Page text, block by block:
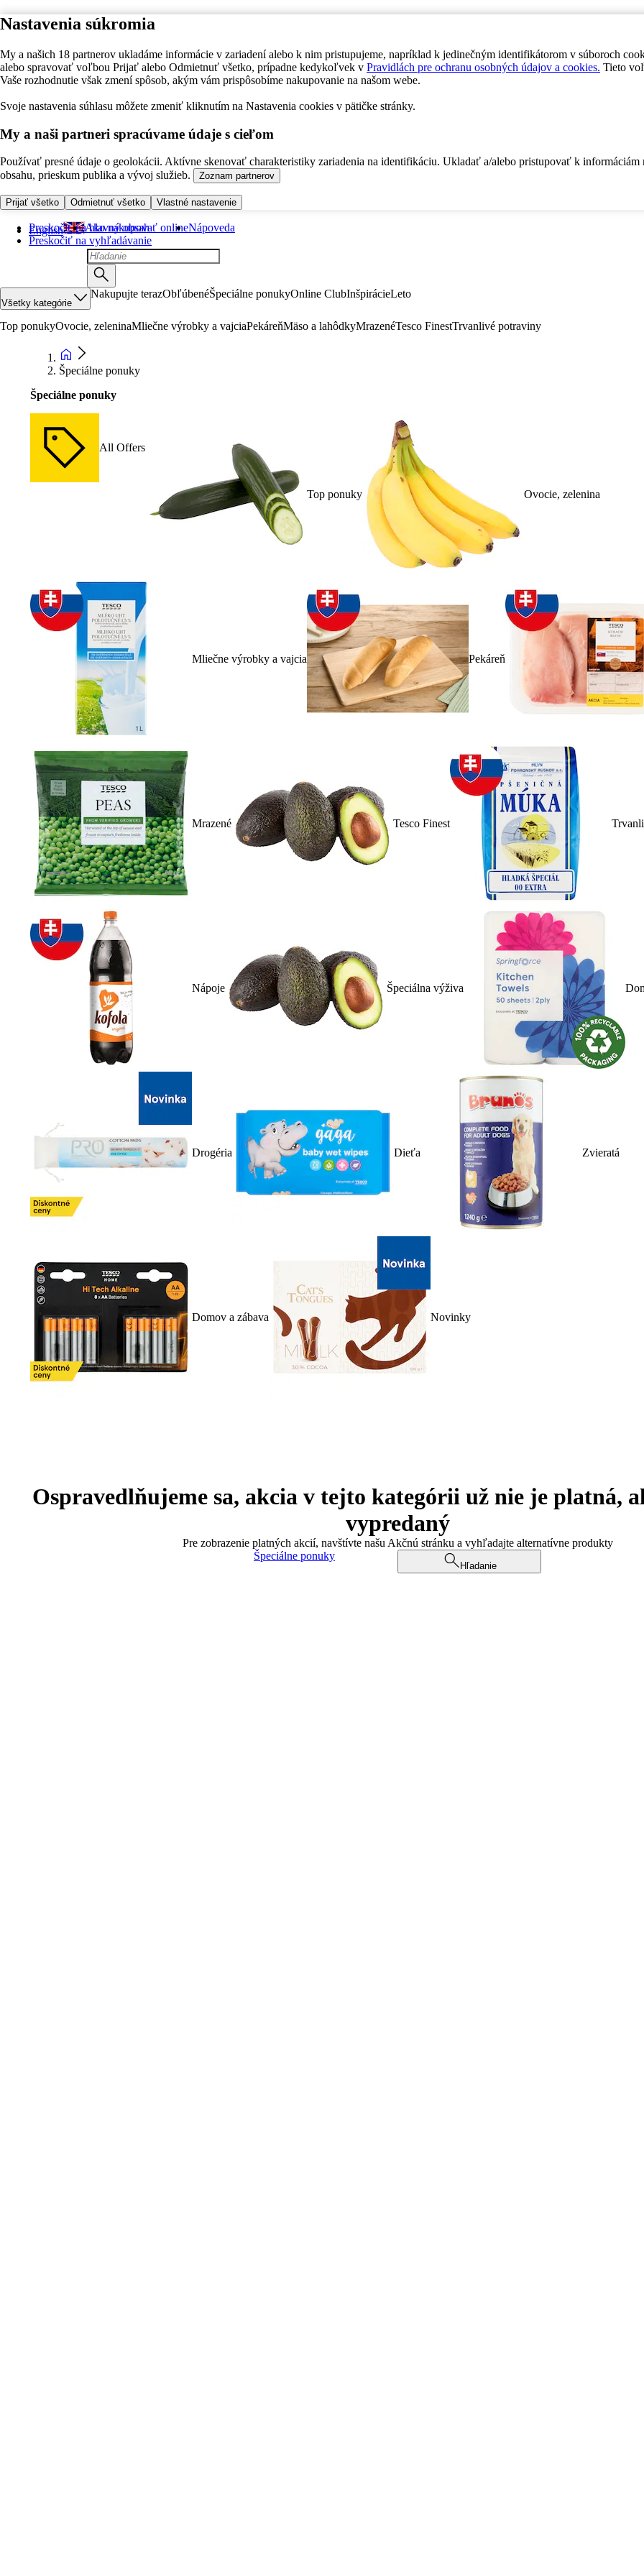
Nastavenia súkromia
My a našich 18 partnerov ukladáme informácie v zariadení alebo k nim pristupujeme, napríklad k jedinečným identifikátorom v súboroch
alebo spravovať voľbou Prijať alebo Odmietnuť všetko, prípadne kedykoľvek v Pravidlách pre ochranu osobných údajov a cookies. Tieto
Vaše rozhodnutie však zmení spôsob, akým vám prispôsobíme nakupovanie na našom webe.
Svoje nastavenia súhlasu môžete zmeniť kliknutím na Nastavenia cookies v pätičke stránky.
My a naši partneri spracúvame údaje s cieľom
Používať presné údaje o geolokácii. Aktívne skenovať charakteristiky zariadenia na identifikáciu. Ukladať a/alebo pristupovať k informáciám
obsahu, prieskum publika a vývoj služieb.
Zoznam partnerov
Prijať všetko Odmietnuť všetko Vlastné nastavenie
Preskočiť na hlavný obsah
Preskočiť na vyhľadávanie
English Ako nakupovať onlineNápoveda
Všetky kategórie
Nakupujte terazObľúbenéŠpeciálne ponukyOnline ClubInšpirácieLeto
Top ponukyOvocie, zeleninaMliečne výrobky a vajciaPekáreňMäso a lahôdkyMrazenéTesco FinestTrvanlivé potraviny
Špeciálne ponuky
Špeciálne ponuky
All Offers
Top ponuky Ovocie, zelenina
Mliečne výrobky a vajcia Pekáreň
Mrazené Tesco Finest
Nápoje Špeciálna výživa
Drogéria Dieťa Zvieratá
Domov a zábava Novinky
Ospravedlňujeme sa, akcia v tejto kategórii už nie je platná,
vypredaný
Pre zobrazenie platných akcií, navštívte našu Akčnú stránku a vyhľadajte alternatívne produkty
Špeciálne ponuky
Hľadanie